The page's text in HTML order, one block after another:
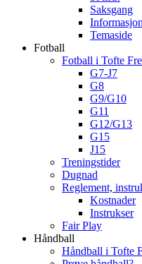
Saksgang
Temaside
Fotball
Fotball i Tofte
G7-J7
G8
G9/G10
G11
G12/G13
G15
J15
Treningstider
Dugnad
Reglement,
Kostnader
Instrukser
Fair Play
Håndball
Håndball i Tofte